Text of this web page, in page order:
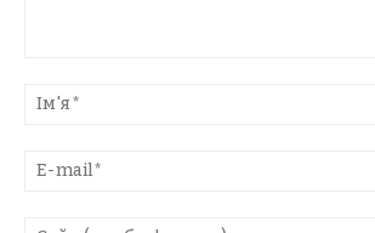
текст